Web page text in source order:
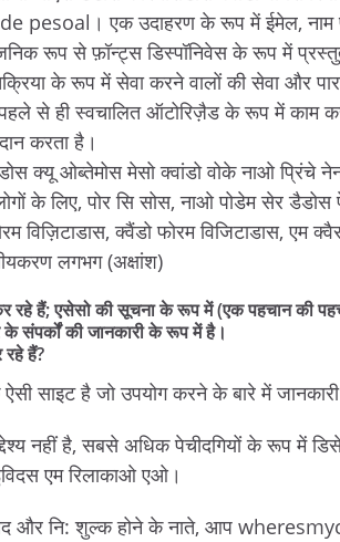
de pesoal। एक उदाहरण के रूप में ईमेल, नाम
रूप से फ़ॉन्ट्स डिस्पॉनिवेस के रूप में
के रूप में सेवा करने वालों की सेवा और
से ही स्वचालित ऑटोरिज़ैड के रूप में
करता है।
क्यू ओब्तेमोस मेसो क्वांडो वोके नाओ प्रिंचे
लोगों के लिए, पोर सि सोस, नाओ पोडेम सेर
क्वैंडो फोरम विजिटाडास, एम
लगभग (अक्षांश)
हैं; एसेसो की सूचना के रूप में (एक पहचान की
संपर्कों की जानकारी के रूप में है।
हैं?
साइट है जो उपयोग करने के बारे में जानकारी
नहीं है, सबसे अधिक पेचीदगियों के रूप में
एम रिलाकाओ एओ।
और नि: शुल्क होने के नाते, आप